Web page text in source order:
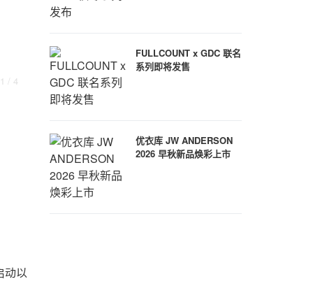
1 / 4
动以
FULLCOUNT x GDC 联名
系列即将发售
优衣库 JW ANDERSON
2026 早秋新品焕彩上市